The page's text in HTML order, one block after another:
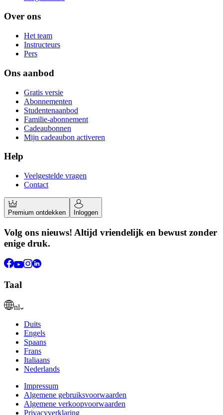
Over ons
Het team
Instructeurs
Pers
Ons aanbod
Gratis versie
Abonnementen
Studentenaanbod
Familie-abonnement
Cadeaubonnen
Mijn cadeaubon activeren
Help
Veelgestelde vragen
Contact
Premium ontdekken Inloggen
Volg ons nieuws! Altijd vriendelijk en bewust zonder
enige druk.
Taal
nl
Duits
Engels
Spaans
Frans
Italiaans
Nederlands
Impressum
Algemene gebruiksvoorwaarden
Algemene verkoopvoorwaarden
Privacyverklaring